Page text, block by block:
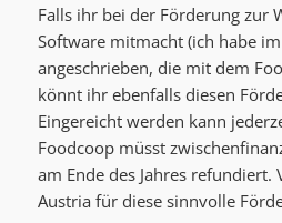
Falls ihr bei der Förderung zur
Software mitmacht (ich habe
angeschrieben, die mit dem
könnt ihr ebenfalls diesen
Eingereicht werden kann
Foodcoop müsst
am Ende des Jahres refundiert.
Austria für diese sinnvolle